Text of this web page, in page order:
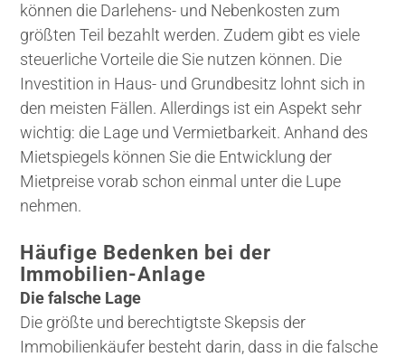
können die Darlehens- und Nebenkosten zum
größten Teil bezahlt werden. Zudem gibt es viele
steuerliche Vorteile die Sie nutzen können. Die
Investition in Haus- und Grundbesitz lohnt sich in
den meisten Fällen. Allerdings ist ein Aspekt sehr
wichtig: die Lage und Vermietbarkeit. Anhand des
Mietspiegels können Sie die Entwicklung der
Mietpreise vorab schon einmal unter die Lupe
nehmen.
Häufige Bedenken bei der
Immobilien-Anlage
Die falsche Lage
Die größte und berechtigtste Skepsis der
Immobilienkäufer besteht darin, dass in die falsche